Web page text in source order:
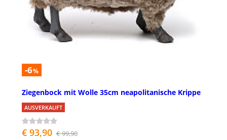
-6%
Ziegenbock mit Wolle 35cm neapolitanische Krippe
AUSVERKAUFT
€ 93,90 € 99,90